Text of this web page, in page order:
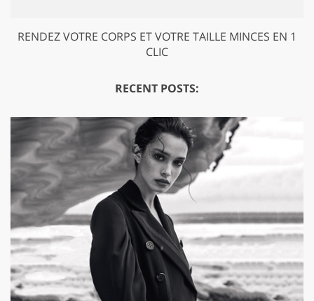
RENDEZ VOTRE CORPS ET VOTRE TAILLE MINCES EN 1
CLIC
RECENT POSTS: